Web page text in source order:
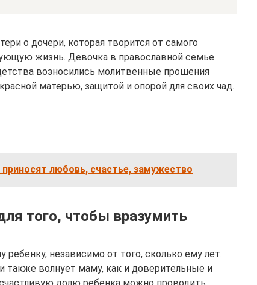
о дочери, которая творится от самого
жизнь. Девочка в православной семье
возносились молитвенные прошения
матерью, защитой и опорой для своих чад.
любовь, счастье, замужество
того, чтобы вразумить
независимо от того, сколько ему лет.
также волнует маму, как и доверительные и